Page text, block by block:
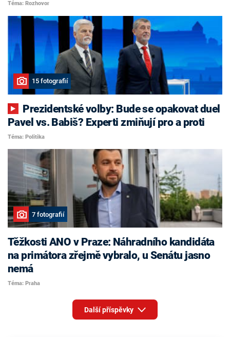
Téma: Rozhovor
15 fotografií
Pavel vs. Babiš? Experti zmiňují pro a proti
Téma: Politika
7 fotografií
Těžkosti ANO v Praze: Náhradního kandidáta
na primátora zřejmě vybralo, u Senátu jasno
nemá
Téma: Praha
Další příspěvky